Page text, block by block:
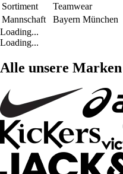
Sortiment
Teamwear
Mannschaft
Bayern München
Loading...
Loading...
Alle unsere Marken